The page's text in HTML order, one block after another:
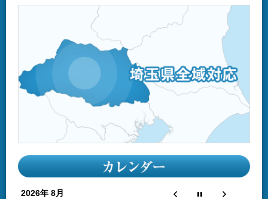
2026年 8月